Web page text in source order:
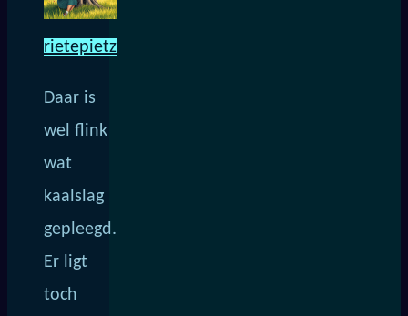
rietepietz
Daar is
wel flink
wat
kaalslag
gepleegd.
Er ligt
toch